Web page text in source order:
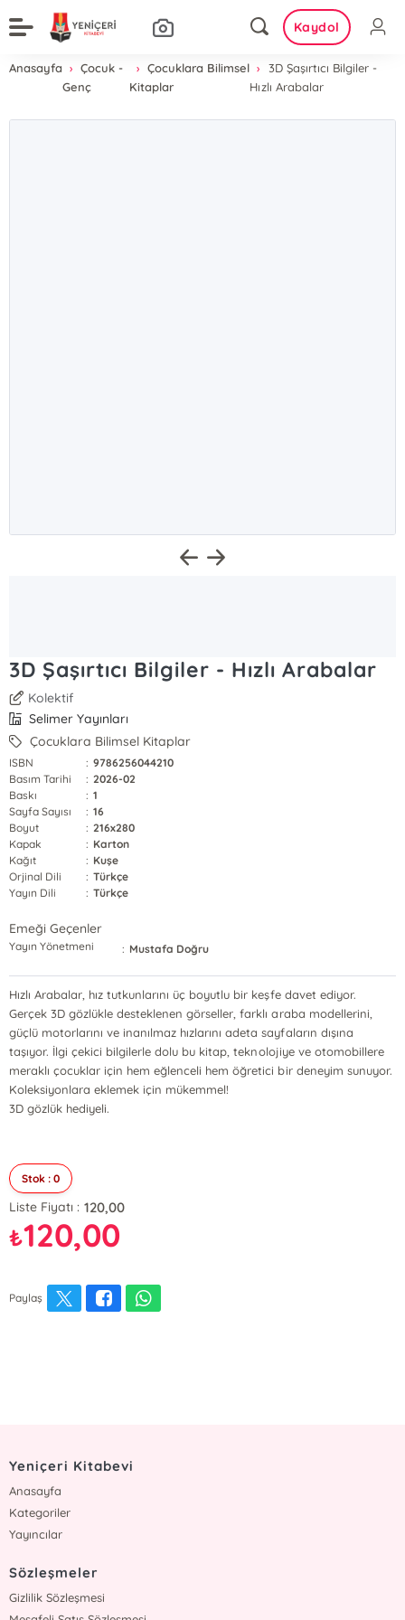
Kaydol
Anasayfa
Çocuk -
Genç
Çocuklara Bilimsel
Kitaplar
3D Şaşırtıcı Bilgiler -
Hızlı Arabalar
3D Şaşırtıcı Bilgiler - Hızlı Arabalar
Kolektif
Selimer Yayınları
Çocuklara Bilimsel Kitaplar
ISBN : 9786256044210
Basım Tarihi
: 2026-02
Baskı
: 1
Sayfa Sayısı
: 16
Boyut
: 216x280
Kapak
: Karton
Kağıt
: Kuşe
Orjinal Dili
: Türkçe
Yayın Dili
: Türkçe
Emeği Geçenler
Yayın Yönetmeni : Mustafa Doğru
Hızlı Arabalar, hız tutkunlarını üç boyutlu bir keşfe davet ediyor.
Gerçek 3D gözlükle desteklenen görseller, farklı araba modellerini,
güçlü motorlarını ve inanılmaz hızlarını adeta sayfaların dışına
taşıyor. İlgi çekici bilgilerle dolu bu kitap, teknolojiye ve otomobillere
meraklı çocuklar için hem eğlenceli hem öğretici bir deneyim sunuyor.
Koleksiyonlara eklemek için mükemmel!
3D gözlük hediyeli.
Stok : 0
Liste Fiyatı : 120,00
₺120,00
Paylaş
Yeniçeri Kitabevi
Anasayfa
Kategoriler
Yayıncılar
Sözleşmeler
Gizlilik Sözleşmesi